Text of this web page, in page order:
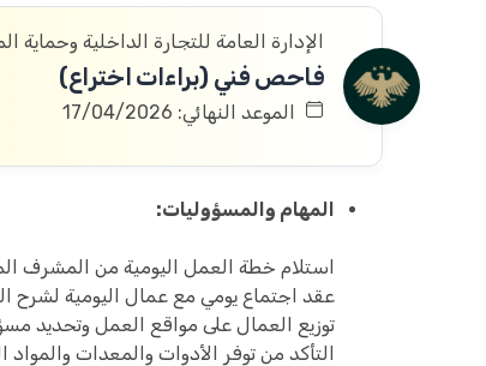
الإدارة العامة للتجارة الداخلية وحماية
فاحص فني (براءات اختراع)
الموعد النهائي: 17/04/2026
المهام والمسؤوليات:
استلام خطة العمل اليومية من المشرف
عقد اجتماع يومي مع عمال اليومية لشرح
توزيع العمال على مواقع العمل وتحديد
التأكد من توفر الأدوات والمعدات والمواد